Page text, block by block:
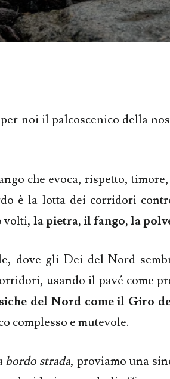
per noi il palcoscenico della
che evoca, rispetto,
è la lotta dei corridori
volti,la pietra, il fango, la
dove gli Dei del Nord
usando il pavé come
del Nord come il Giro
complesso e mutevole.
bordo strada, proviamo una